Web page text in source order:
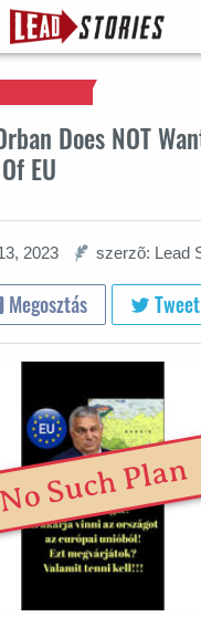
Does NOT
EU
2023 szerzõ: Lead
Megosztás Tweet
Such Plan